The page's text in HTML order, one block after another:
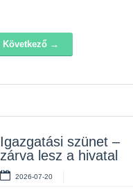
Következő →
Igazgatási szünet –
zárva lesz a hivatal
2026-07-20
Lakossági fórum az
Erzsébet téri fákról
2026-07-10